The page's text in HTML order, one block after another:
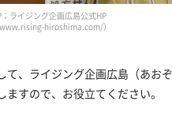
：ライジング企画広島公式HP
hiroshima.com/）
、ライジング企画広島（あお
すので、お役立てください。